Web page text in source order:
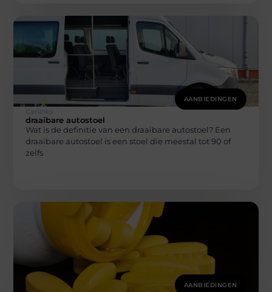
AANBIEDINGEN
Carlinks
draaibare autostoel
Wat is de definitie van een draaibare autostoel? Een
draaibare autostoel is een stoel die meestal tot 90 of
zelfs
AANBIEDINGEN